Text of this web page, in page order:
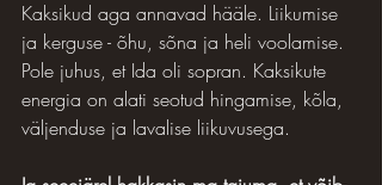
Kaksikud aga annavad hääle. Liikumise
ja kerguse - õhu, sõna ja heli voolamise.
Pole juhus, et Ida oli sopran. Kaksikute
energia on alati seotud hingamise, kõla,
väljenduse ja lavalise liikuvusega.